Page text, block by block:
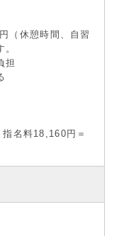
（休憩時間、自習
担
名料18,160円＝